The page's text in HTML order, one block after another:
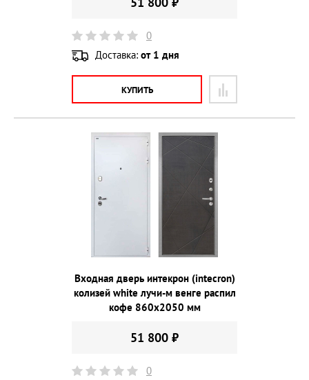
0
Доставка: от 1 дня
КУПИТЬ
Входная дверь интекрон (intecron)
колизей white лучи-м венге распил
кофе 860х2050 мм
51 800 ₽
0